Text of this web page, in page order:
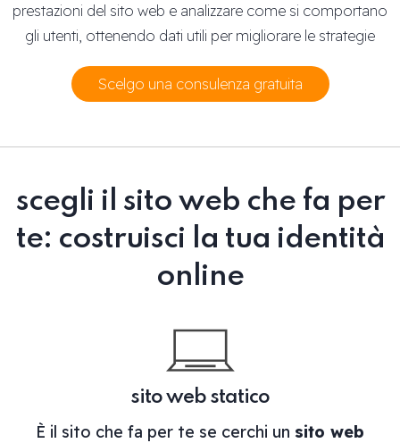
prestazioni del sito web e analizzare come si comportano
gli utenti, ottenendo dati utili per migliorare le strategie
Scelgo una consulenza gratuita
scegli il sito web che fa per
te: costruisci la tua identità
online
sito web statico
È il sito che fa per te se cerchi un sito web